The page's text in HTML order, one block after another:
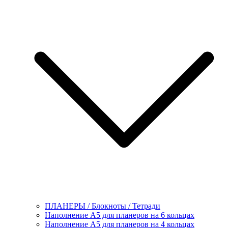
ПЛАНЕРЫ / Блокноты / Тетради
Наполнение А5 для планеров на 6 кольцах
Наполнение А5 для планеров на 4 кольцах